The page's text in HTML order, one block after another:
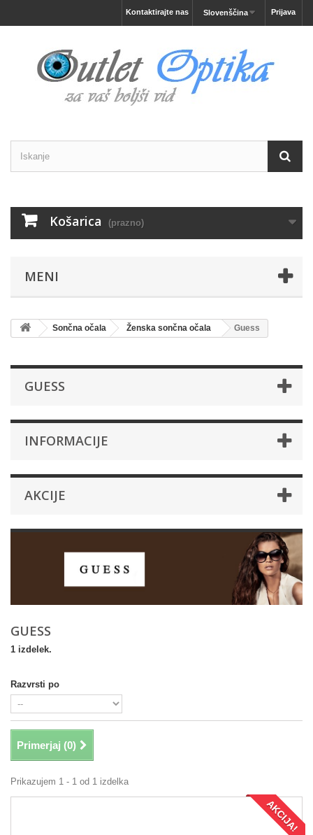
Prijava
Slovenščina
Kontaktirajte nas
Košarica (prazno)
MENI
Sončna očala Ženska sončna očala Guess
GUESS
INFORMACIJE
AKCIJE
GUESS
1 izdelek.
Razvrsti po
Primerjaj (0)
Prikazujem 1 - 1 od 1 izdelka
AKCIJA!